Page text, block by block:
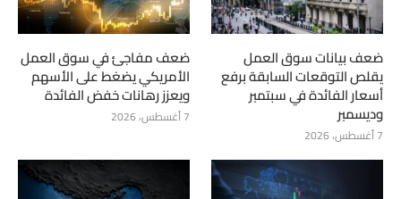
ضعف بيانات سوق العمل
يقلص التوقعات السابقة برفع
أسعار الفائدة في سبتمبر
وديسمبر
7 أغسطس، 2026
ضعف مفاجئ في سوق العمل
الأمريكي يضغط على الأسهم
ويعزز رهانات خفض الفائدة
7 أغسطس، 2026